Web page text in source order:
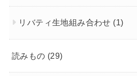
リバティ生地組み合わせ (1)
読みもの (29)